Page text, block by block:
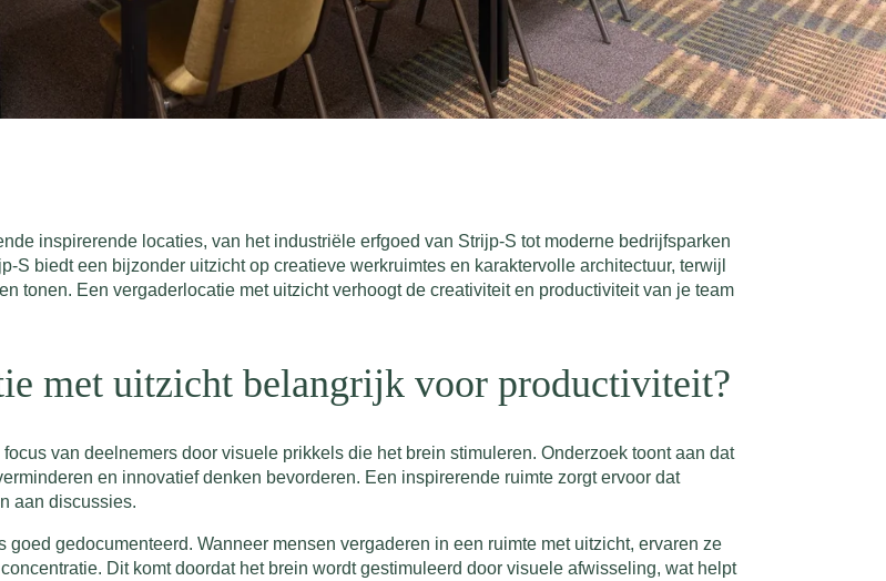
inspirerende locaties, van het industriële erfgoed van Strijp-S tot moderne bedrijfsparken
biedt een bijzonder uitzicht op creatieve werkruimtes en karaktervolle architectuur, terwijl
tonen. Een vergaderlocatie met uitzicht verhoogt de creativiteit en productiviteit van je team
met uitzicht belangrijk voor productiviteit?
van deelnemers door visuele prikkels die het brein stimuleren. Onderzoek toont aan dat
en innovatief denken bevorderen. Een inspirerende ruimte zorgt ervoor dat
aan discussies.
gedocumenteerd. Wanneer mensen vergaderen in een ruimte met uitzicht, ervaren ze
Dit komt doordat het brein wordt gestimuleerd door visuele afwisseling, wat helpt